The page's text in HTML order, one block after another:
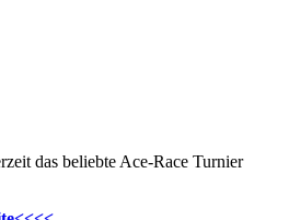
das beliebte Ace-Race Turnier